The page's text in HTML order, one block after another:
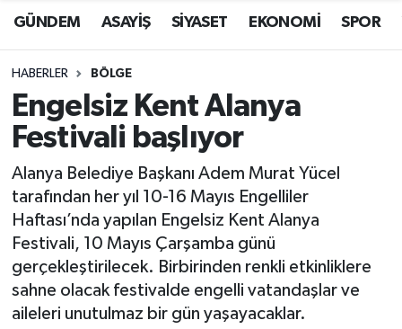
GÜNDEM ASAYİŞ SİYASET EKONOMİ SPOR
HABERLER BÖLGE
Engelsiz Kent Alanya
Festivali başlıyor
Alanya Belediye Başkanı Adem Murat Yücel
tarafından her yıl 10-16 Mayıs Engelliler
Haftası’nda yapılan Engelsiz Kent Alanya
Festivali, 10 Mayıs Çarşamba günü
gerçekleştirilecek. Birbirinden renkli etkinliklere
sahne olacak festivalde engelli vatandaşlar ve
aileleri unutulmaz bir gün yaşayacaklar.
Son Dakika Haberleri
Haber Arşivi